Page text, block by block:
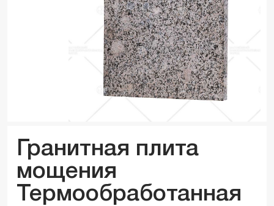
Гранитная плита
мощения
Термообработанная